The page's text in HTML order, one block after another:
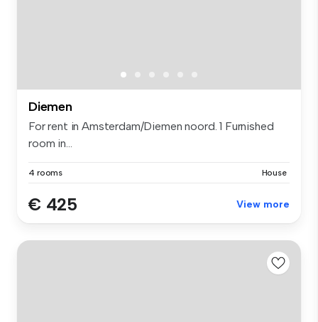
Diemen
For rent in Amsterdam/Diemen noord. 1 Furnished
room in...
4 rooms House
€ 425 View more